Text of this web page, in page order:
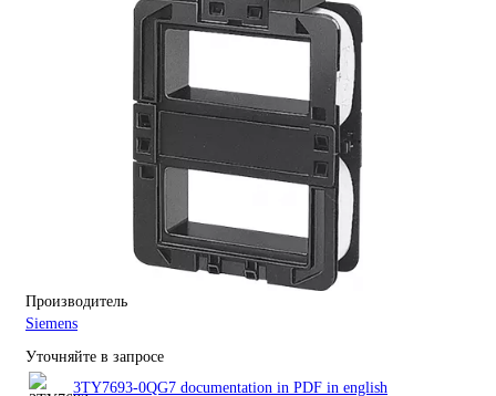
Производитель
Siemens
Уточняйте в запросе
3TY7693-0QG7 documentation in PDF in english